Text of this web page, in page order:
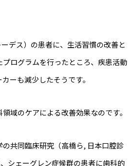
デス）の患者に、生活習慣の改善と
ログラムを行ったところ、疾患活動
ーも減少したそうです。
域のケアによる改善効果なのです。
共同臨床研究（高橋ら, 日本口腔診
シェーグレン症候群の患者に歯科的